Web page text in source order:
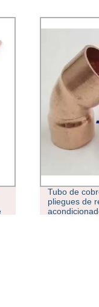
C37000
cobre-tubo/
Aire